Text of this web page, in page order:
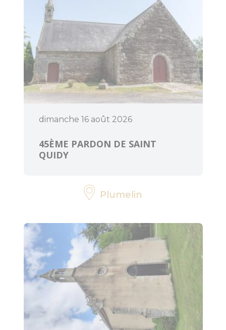
dimanche 16 août 2026
45ÈME PARDON DE SAINT
QUIDY
Plumelin